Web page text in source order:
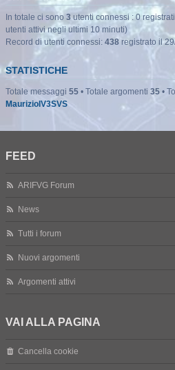
In totale ci sono 3 utenti connessi : 0
utenti attivi negli ultimi 10 minuti)
Record di utenti connessi: 438 registrato il
STATISTICHE
Totale messaggi 55 • Totale argomenti 35 •
MaurizioIV3SVS
FEED
ARIFVG Forum
News
Tutti i forum
Nuovi argomenti
Argomenti attivi
VAI ALLA PAGINA
Cancella cookie